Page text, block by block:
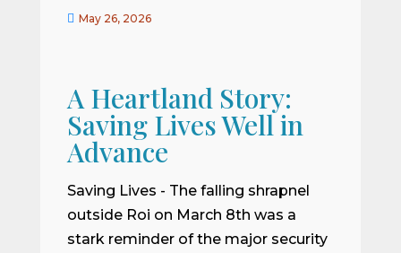
 May 26, 2026
A Heartland Story:
Saving Lives Well in
Advance
Saving Lives - The falling shrapnel
outside Roi on March 8th was a
stark reminder of the major security